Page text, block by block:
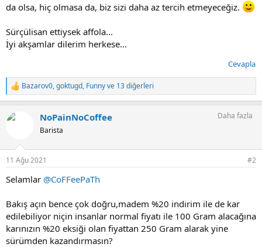
da olsa, hiç olmasa da, biz sizi daha az tercih etmeyeceğiz.
Sürçülisan ettiysek affola...
İyi akşamlar dilerim herkese...
Cevapla
T
e
k
Bazarov0,goktugd, Funnyve 13 diğerleri
NoPainNoCoffee
Barista
Daha fazla
11 Ağu 2021 #2
Selamlar @CoFFeePaTh
Bakış açın bence çok doğru,madem %20 indirim ile de kar
edilebiliyor niçin insanlar normal fiyatı ile 100 Gram alacağına
karınızın %20 eksiği olan fiyattan 250 Gram alarak yine
sürümden kazandırmasın?